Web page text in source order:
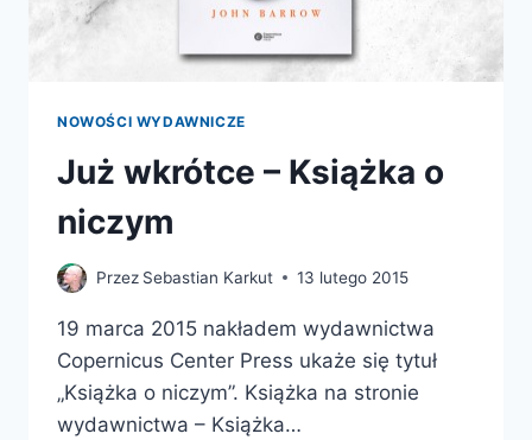
NOWOŚCI WYDAWNICZE
Już wkrótce – Książka o
niczym
Przez Sebastian Karkut 13 lutego 2015
19 marca 2015 nakładem wydawnictwa
Copernicus Center Press ukaże się tytuł
„Książka o niczym”. Książka na stronie
wydawnictwa – Książka…